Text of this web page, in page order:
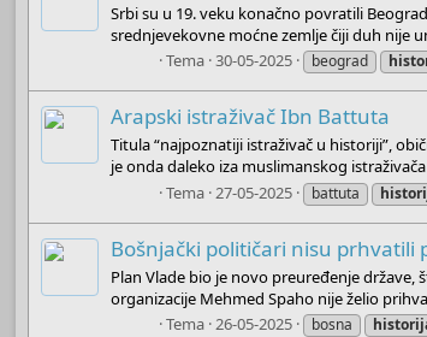
Srbi su u 19. veku konačno povratili
srednjevekovne moćne zemlje čiji duh nije
Tema 30-05-2025 beograd
Arapski istraživač Ibn Battuta
Titula “najpoznatiji istraživač u historiji”,
je onda daleko iza muslimanskog
Tema 27-05-2025 battuta
Bošnjački političari nisu prhvatili
Plan Vlade bio je novo preuređenje države,
organizacije Mehmed Spaho nije želio
Tema 26-05-2025 bosna